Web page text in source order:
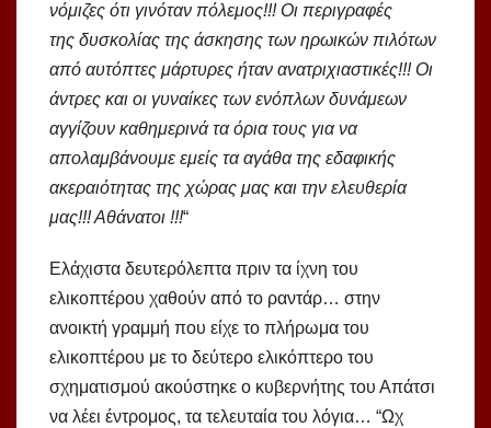
νόμιζες ότι γινόταν πόλεμος!!! Οι περιγραφές
της δυσκολίας της άσκησης των ηρωικών πιλότων
από αυτόπτες μάρτυρες ήταν ανατριχιαστικές!!! Οι
άντρες και οι γυναίκες των ενόπλων δυνάμεων
αγγίζουν καθημερινά τα όρια τους για να
απολαμβάνουμε εμείς τα αγάθα της εδαφικής
ακεραιότητας της χώρας μας και την ελευθερία
μας!!! Αθάνατοι !!!“
Ελάχιστα δευτερόλεπτα πριν τα ίχνη του
ελικοπτέρου χαθούν από το ραντάρ… στην
ανοικτή γραμμή που είχε το πλήρωμα του
ελικοπτέρου με το δεύτερο ελικόπτερο του
σχηματισμού ακούστηκε ο κυβερνήτης του Απάτσι
να λέει έντρομος, τα τελευταία του λόγια… “Ωχ